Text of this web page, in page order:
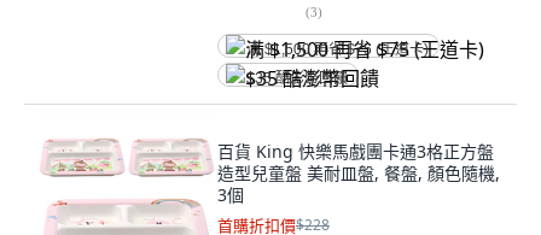
(3)
满 $1,500 再省 $75 (王道卡)
$35 酷澎幣回饋
百貨 King 快樂馬戲團卡通3格正方盤
造型兒童盤 美耐皿盤, 餐盤, 顏色隨機,
3個
首購折扣價$228